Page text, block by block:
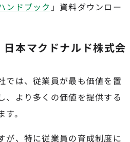
ンドブック 」資料ダウンロー
本マクドナルド株式会
では、従業員が最も価値を置
、より多くの価値を提供する
。
が、特に従業員の育成制度に